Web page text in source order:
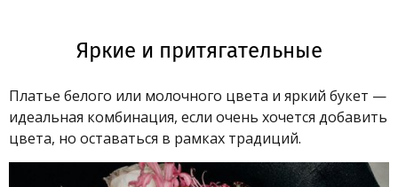
Яркие и притягательные
Платье белого или молочного цвета и яркий букет —
идеальная комбинация, если очень хочется добавить
цвета, но оставаться в рамках традиций.